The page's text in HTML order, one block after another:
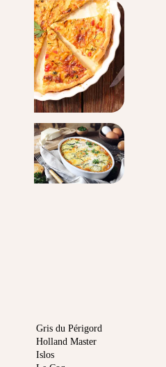
Gris du Périgord
Holland Master
Islos